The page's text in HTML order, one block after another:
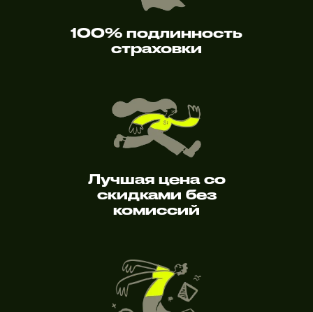
100% подлинность
страховки
Лучшая цена со
скидками без
комиссий